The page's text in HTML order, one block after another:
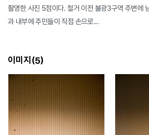
촬영한 사진 5점이다. 철거 이전 불광3구역 주변에
과 내부에 주민들이 직접 손으로...
이미지(5)